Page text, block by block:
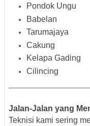
Pondok Ungu
Babelan
Tarumajaya
Cakung
Kelapa Gading
Cilincing
Jalan-Jalan yang
Teknisi kami sering